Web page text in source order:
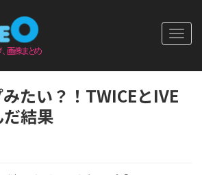
たい？！TWICEとIVE
結果